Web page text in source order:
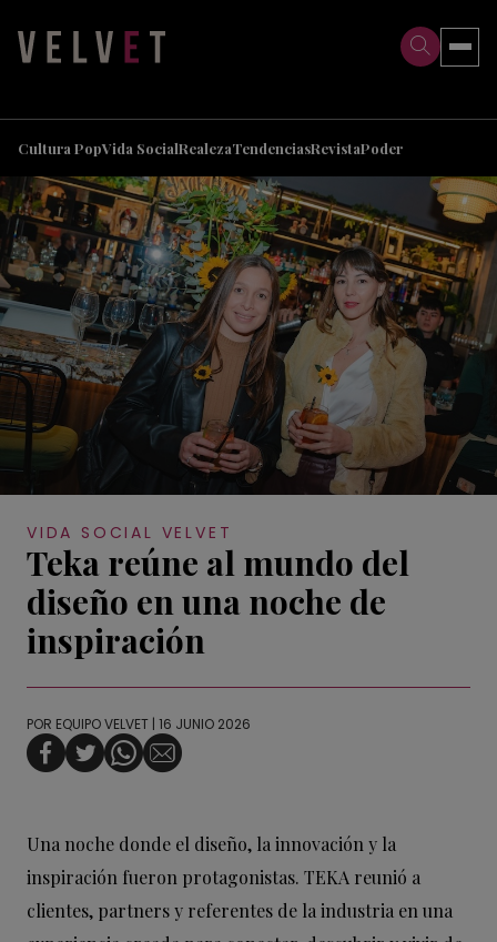
Cultura PopVida SocialRealezaTendenciasRevistaPoder
VIDA SOCIAL VELVET
Teka reúne al mundo del
diseño en una noche de
inspiración
POR EQUIPO VELVET | 16 JUNIO 2026
Una noche donde el diseño, la innovación y la
inspiración fueron protagonistas. TEKA reunió a
clientes, partners y referentes de la industria en una